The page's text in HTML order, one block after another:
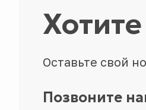
Оставьте свой
Позвоните